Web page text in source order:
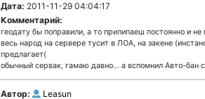
Дата: 2011-11-29 04:04:17
Комментарий:
геодату бы поправили, а то прилипаеш постоянно и
весь народ на сервере тусит в ЛОА, на закене
предлагает(
обычный сервак, гамаю давно... а вспомнил Авто-бан
Автор:
Leasun